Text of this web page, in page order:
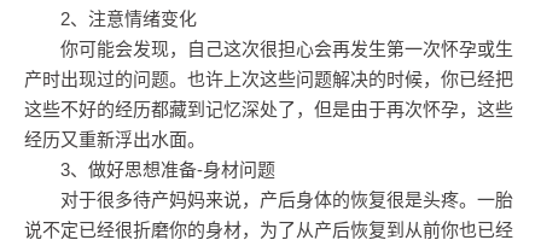
2、注意情绪变化
你可能会发现，自己这次很担心会再发生第一次怀孕或生
产时出现过的问题。也许上次这些问题解决的时候，你已经把
这些不好的经历都藏到记忆深处了，但是由于再次怀孕，这些
经历又重新浮出水面。
3、做好思想准备-身材问题
对于很多待产妈妈来说，产后身体的恢复很是头疼。一胎
说不定已经很折磨你的身材，为了从产后恢复到从前你也已经